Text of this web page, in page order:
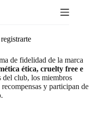
de fidelidad de la marca
ética, cruelty free e
del club, los miembros
y participan de